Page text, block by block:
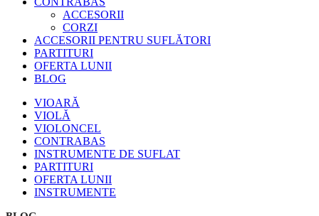
ACCESORII
CORZI
ACCESORII PENTRU SUFLĂTORI
PARTITURI
OFERTA LUNII
BLOG
VIOARĂ
VIOLĂ
VIOLONCEL
CONTRABAS
INSTRUMENTE DE SUFLAT
PARTITURI
OFERTA LUNII
INSTRUMENTE